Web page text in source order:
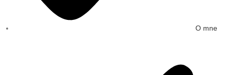
O mne